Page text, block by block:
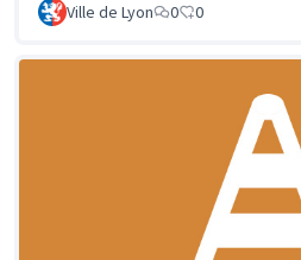
Ville de Lyon 0 0